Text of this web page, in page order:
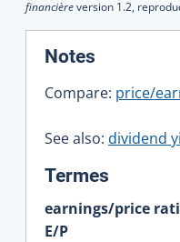
financièreversion 1.2,
Notes
Compare: price/
See also: dividend
Termes
earnings/price
E/P